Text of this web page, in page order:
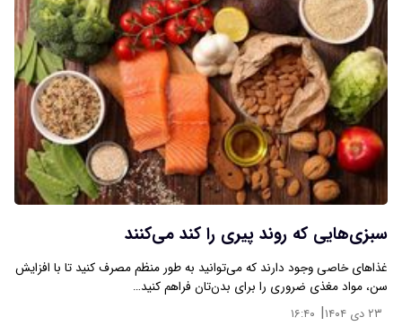
سبزی‌هایی که روند پیری را کند می‌کنند
غذا‌های خاصی وجود دارند که می‌توانید به طور منظم مصرف کنید تا با افزایش
سن، مواد مغذی ضروری را برای بدن‌تان فراهم کنید…
۲۳ دی ۱۴۰۴ | ۱۶:۴۰